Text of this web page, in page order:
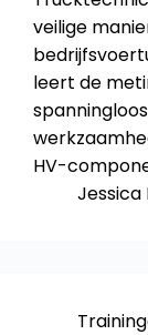
veilige
leert de
HV-
Jessica